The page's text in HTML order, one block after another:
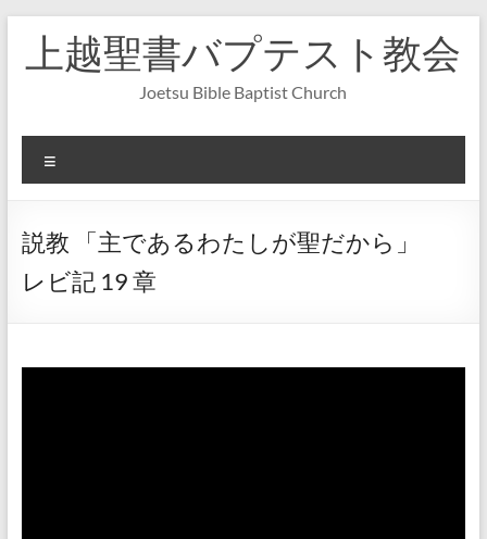
へ
上越聖書バプテスト教会
Joetsu Bible Baptist Church
ニ
ー
説教 「主であるわたしが聖だから」
レビ記 19 章